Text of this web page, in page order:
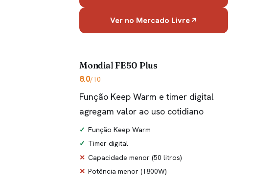
Ver no Mercado Livre
Mondial FE50 Plus
8.0/10
Função Keep Warm e timer digital
agregam valor ao uso cotidiano
Função Keep Warm
Timer digital
Capacidade menor (50 litros)
Potência menor (1800W)